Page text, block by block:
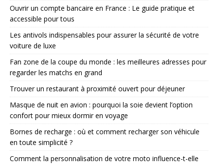
Ouvrir un compte bancaire en France : Le guide pratique et
accessible pour tous
Les antivols indispensables pour assurer la sécurité de votre
voiture de luxe
Fan zone de la coupe du monde : les meilleures adresses pour
regarder les matchs en grand
Trouver un restaurant à proximité ouvert pour déjeuner
Masque de nuit en avion : pourquoi la soie devient l’option
confort pour mieux dormir en voyage
Bornes de recharge : où et comment recharger son véhicule
en toute simplicité ?
Comment la personnalisation de votre moto influence-t-elle